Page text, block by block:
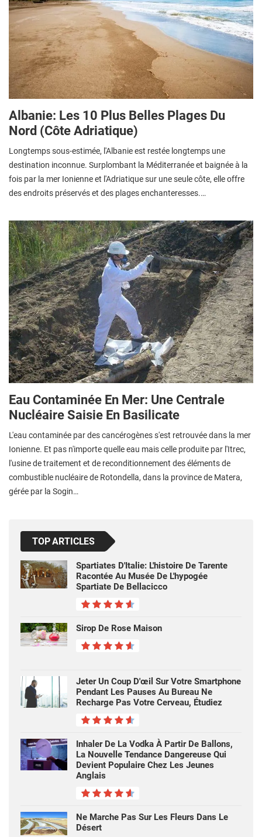
Albanie: Les 10 Plus Belles Plages Du
Nord (côte Adriatique)
Longtemps sous-estimée, l'Albanie est restée longtemps une
destination inconnue. Surplombant la Méditerranée et baignée à la
fois par la mer Ionienne et l'Adriatique sur une seule côte, elle offre
des endroits préservés et des plages enchanteresses.…
Eau Contaminée En Mer: Une Centrale
Nucléaire Saisie En Basilicate
L'eau contaminée par des cancérogènes s'est retrouvée dans la mer
Ionienne. Et pas n'importe quelle eau mais celle produite par l'Itrec,
l'usine de traitement et de reconditionnement des éléments de
combustible nucléaire de Rotondella, dans la province de Matera,
gérée par la Sogin…
TOP ARTICLES
Spartiates D'Italie: L'histoire De Tarente
Racontée Au Musée De L'hypogée
Spartiate De Bellacicco
Sirop De Rose Maison
Jeter Un Coup D'œil Sur Votre Smartphone
Pendant Les Pauses Au Bureau Ne
Recharge Pas Votre Cerveau, Étudiez
Inhaler De La Vodka À Partir De Ballons,
La Nouvelle Tendance Dangereuse Qui
Devient Populaire Chez Les Jeunes
Anglais
Ne Marche Pas Sur Les Fleurs Dans Le
Désert